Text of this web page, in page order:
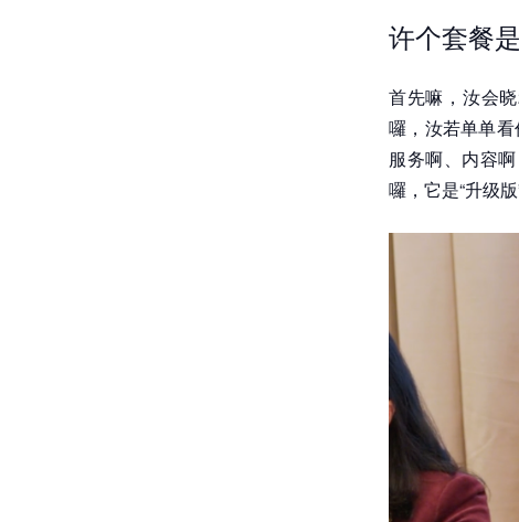
许个套餐
首先嘛，汝会
囉，汝若单单
服务啊、内容
囉，它是“升级